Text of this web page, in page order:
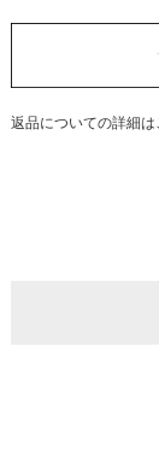
返品についての詳細は